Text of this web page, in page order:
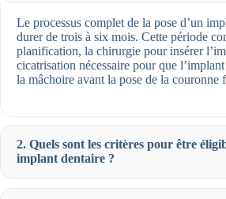
Le processus complet de la pose d’un
durer de trois à six mois. Cette période
planification, la chirurgie pour insérer
cicatrisation nécessaire pour que l’implant
la mâchoire avant la pose de la couronne
2. Quels sont les critères pour être
implant dentaire ?